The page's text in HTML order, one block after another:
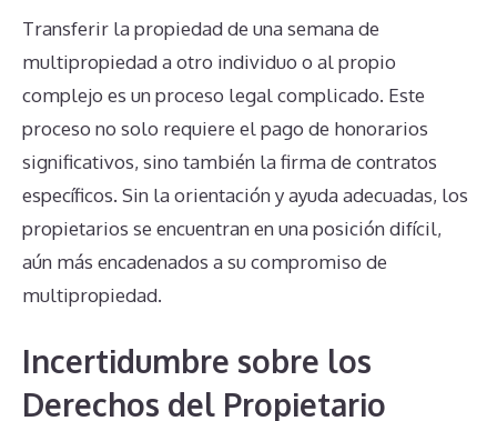
Transferir la propiedad de una semana de
multipropiedad a otro individuo o al propio
complejo es un proceso legal complicado. Este
proceso no solo requiere el pago de honorarios
significativos, sino también la firma de contratos
específicos. Sin la orientación y ayuda adecuadas, los
propietarios se encuentran en una posición difícil,
aún más encadenados a su compromiso de
multipropiedad.
Incertidumbre sobre los
Derechos del Propietario